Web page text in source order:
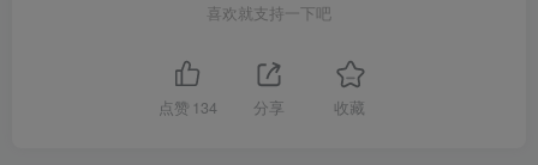
喜欢就支持一下吧
点赞 134 分享 收藏